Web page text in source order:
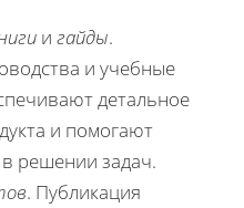
и гайды.
и учебные
детальное
и помогают
решении задач.
. Публикация